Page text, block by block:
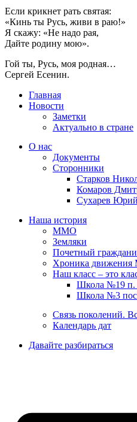
Если крикнет рать святая:
«Кинь ты Русь, живи в раю!»
Я скажу: «Не надо рая,
Дайте родину мою».
Гой ты, Русь, моя родная…
Сергей Есенин.
Главная
Новости
Заметки
Актуально в стране
О нас
Документы
Сторонники
Старков
Комаров
Сухарев
Наша история
ММО
Земляки
Почетный
Хроника движения
Наш класс – это
Школа №19
Школа №3
Связь поколений.
Календарь дат
Давайте разбираться